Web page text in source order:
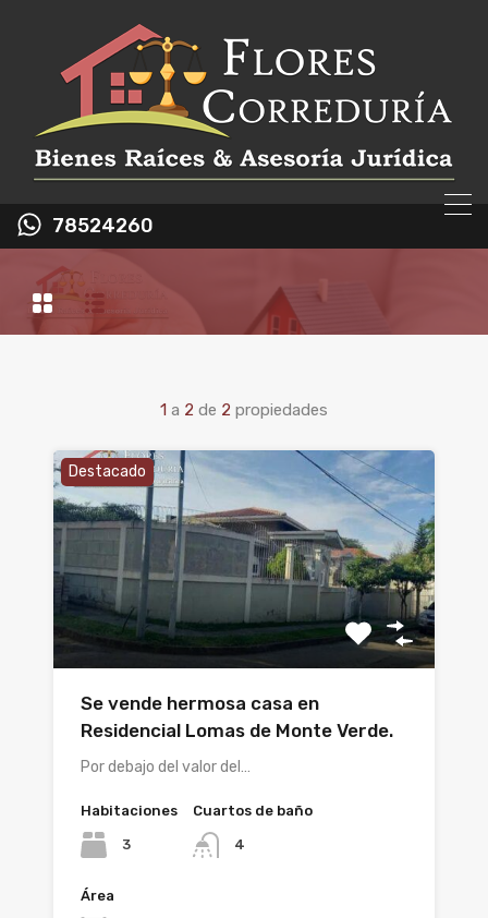
78524260
1 a 2 de 2 propiedades
Destacado
Se vende hermosa casa en
Residencial Lomas de Monte Verde.
Por debajo del valor del…
Habitaciones
3
Cuartos de baño
4
Área